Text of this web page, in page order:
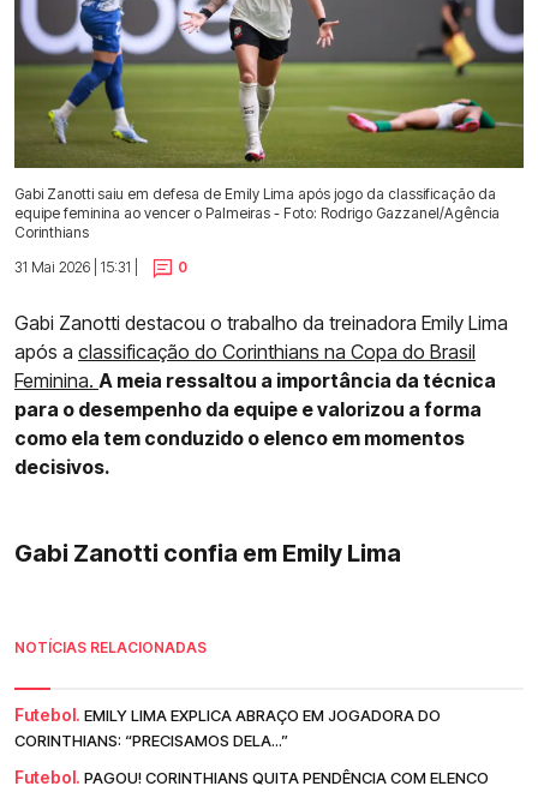
Gabi Zanotti saiu em defesa de Emily Lima após jogo da classificação da
equipe feminina ao vencer o Palmeiras - Foto: Rodrigo Gazzanel/Agência
Corinthians
31 Mai 2026 | 15:31 |
0
Gabi Zanotti destacou o trabalho da treinadora Emily Lima
após a classificação do Corinthians na Copa do Brasil
Feminina. A meia ressaltou a importância da técnica
para o desempenho da equipe e valorizou a forma
como ela tem conduzido o elenco em momentos
decisivos.
Gabi Zanotti confia em Emily Lima
NOTÍCIAS RELACIONADAS
Futebol. EMILY LIMA EXPLICA ABRAÇO EM JOGADORA DO
CORINTHIANS: “PRECISAMOS DELA...”
Futebol. PAGOU! CORINTHIANS QUITA PENDÊNCIA COM ELENCO